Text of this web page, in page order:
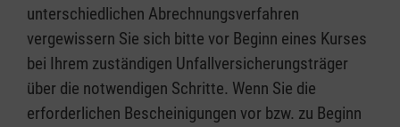
unterschiedlichen Abrechnungsverfahren
vergewissern Sie sich bitte vor Beginn eines Kurses
bei Ihrem zuständigen Unfallversicherungsträger
über die notwendigen Schritte. Wenn Sie die
erforderlichen Bescheinigungen vor bzw. zu Beginn